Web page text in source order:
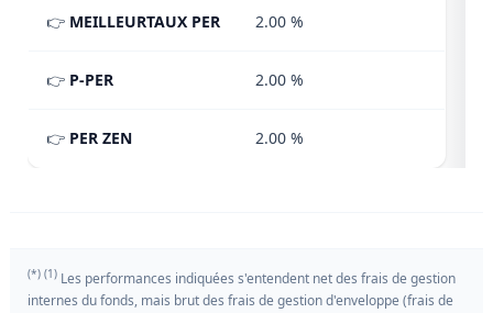
👉 MEILLEURTAUX PER 2.00 %
👉 P-PER 2.00 %
👉 PER ZEN 2.00 %
(*) (1) Les performances indiquées s'entendent net des frais de gestion
internes du fonds, mais brut des frais de gestion d'enveloppe (frais de